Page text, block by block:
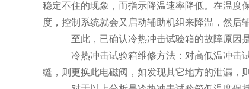
稳定不住的现象，而指示降温速率降低。在温度
度，控制系统就会又启动辅助机组来降温，然后
至此，已确认冷热冲击试验箱的故障原因
冷热冲击试验箱维修方法：对高低温冲击
缝，则更换此电磁阀，如发现其它地方的泄漏